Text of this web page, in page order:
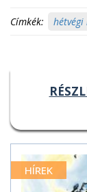
Címkék:
HÍREK